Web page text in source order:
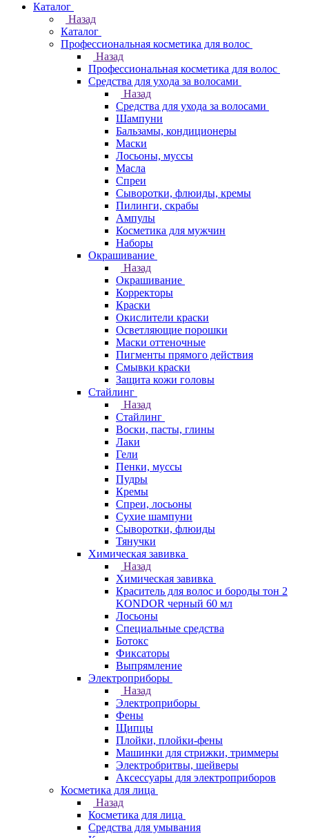
Каталог
Назад
Каталог
Профессиональная косметика для волос
Назад
Профессиональная косметика для волос
Средства для ухода за волосами
Назад
Средства для ухода за волосами
Шампуни
Бальзамы, кондиционеры
Маски
Лосьоны, муссы
Масла
Спреи
Сыворотки, флюиды, кремы
Пилинги, скрабы
Ампулы
Косметика для мужчин
Наборы
Окрашивание
Назад
Окрашивание
Корректоры
Краски
Окислители краски
Осветляющие порошки
Маски оттеночные
Пигменты прямого действия
Смывки краски
Защита кожи головы
Стайлинг
Назад
Стайлинг
Воски, пасты, глины
Лаки
Гели
Пенки, муссы
Пудры
Кремы
Спреи, лосьоны
Сухие шампуни
Сыворотки, флюиды
Тянучки
Химическая завивка
Назад
Химическая завивка
Краситель для волос и бороды тон 2
KONDOR черный 60 мл
Лосьоны
Специальные средства
Ботокс
Фиксаторы
Выпрямление
Электроприборы
Назад
Электроприборы
Фены
Щипцы
Плойки, плойки-фены
Машинки для стрижки, триммеры
Электробритвы, шейверы
Аксессуары для электроприборов
Косметика для лица
Назад
Косметика для лица
Средства для умывания